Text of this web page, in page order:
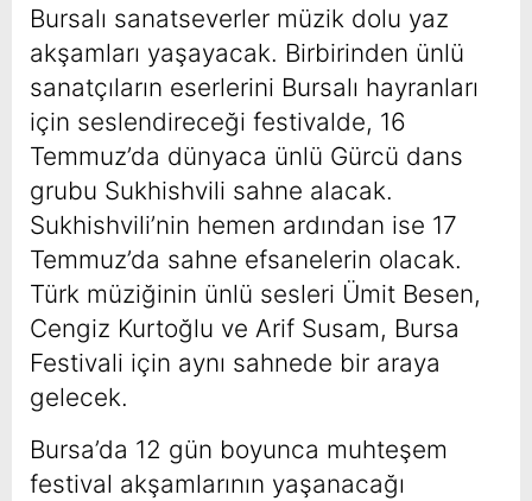
Bursalı sanatseverler müzik dolu yaz
akşamları yaşayacak. Birbirinden ünlü
sanatçıların eserlerini Bursalı hayranları
için seslendireceği festivalde, 16
Temmuz’da dünyaca ünlü Gürcü dans
grubu Sukhishvili sahne alacak.
Sukhishvili’nin hemen ardından ise 17
Temmuz’da sahne efsanelerin olacak.
Türk müziğinin ünlü sesleri Ümit Besen,
Cengiz Kurtoğlu ve Arif Susam, Bursa
Festivali için aynı sahnede bir araya
gelecek.
Bursa’da 12 gün boyunca muhteşem
festival akşamlarının yaşanacağı